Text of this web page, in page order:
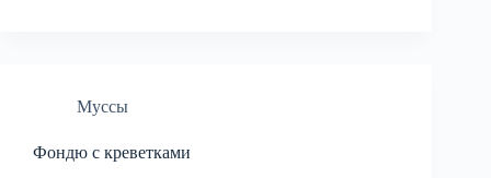
Муссы
Фондю с креветками